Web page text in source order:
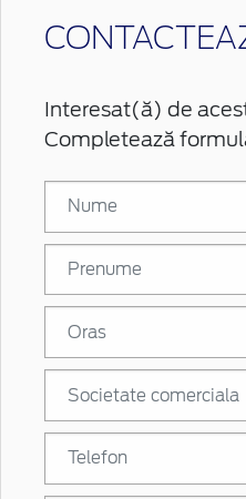
Interesat(ă) de
Completează